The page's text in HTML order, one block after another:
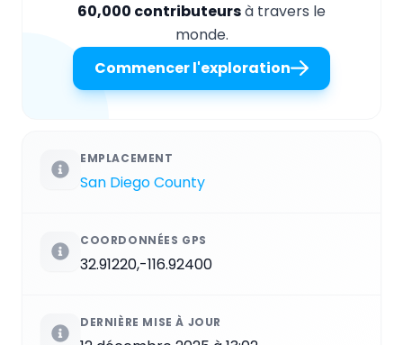
60,000 contributeursà travers le
monde.
Commencer l'exploration
EMPLACEMENT
San Diego County
COORDONNÉES GPS
32.91220,-116.92400
DERNIÈRE MISE À JOUR